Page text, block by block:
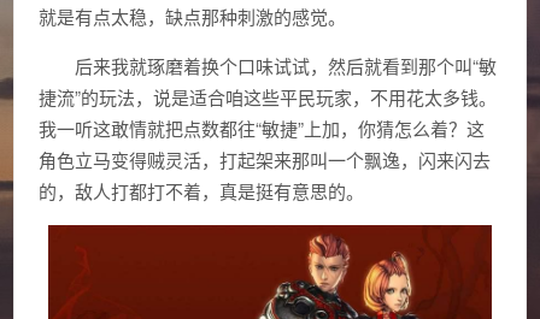
就是有点太稳，缺点那种刺激的感觉。
后来我就琢磨着换个口味试试，然后就看到那个叫“敏
捷流”的玩法，说是适合咱这些平民玩家，不用花太多钱。
我一听这敢情就把点数都往“敏捷”上加，你猜怎么着？这
角色立马变得贼灵活，打起架来那叫一个飘逸，闪来闪去
的，敌人打都打不着，真是挺有意思的。